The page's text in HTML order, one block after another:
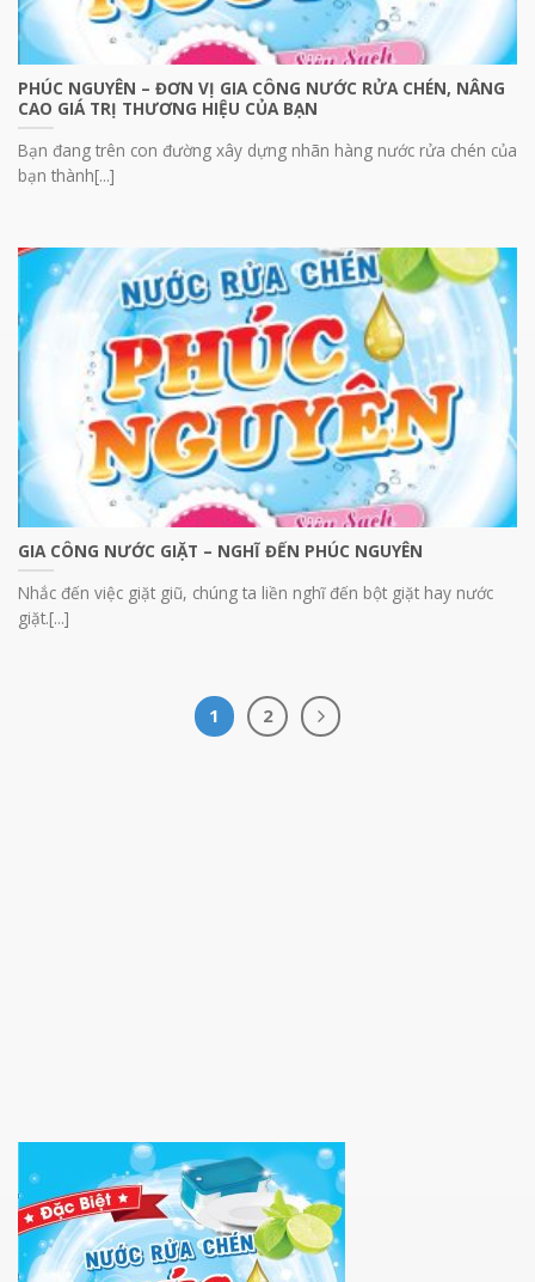
PHÚC NGUYÊN – ĐƠN VỊ GIA CÔNG NƯỚC RỬA CHÉN, NÂNG
CAO GIÁ TRỊ THƯƠNG HIỆU CỦA BẠN
Bạn đang trên con đường xây dựng nhãn hàng nước rửa chén của
bạn thành[...]
GIA CÔNG NƯỚC GIẶT – NGHĨ ĐẾN PHÚC NGUYÊN
Nhắc đến việc giặt giũ, chúng ta liền nghĩ đến bột giặt hay nước
giặt.[...]
1 2